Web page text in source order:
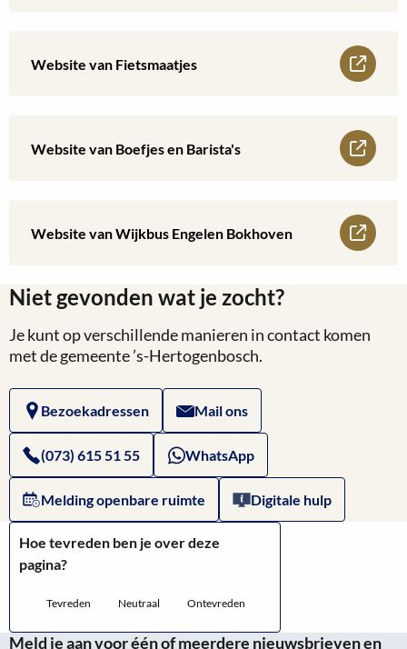
Overheid.nl:
Website van Fietsmaatjes
Lees
Fietsmaatjes
Website van Boefjes en Barista's
Lees
van
Boefjes
en
Barista's
Website van Wijkbus Engelen Bokhoven
Lees
over
Website
Wijkbus
Engelen
Niet gevonden wat je zocht?
Je kunt op verschillende manieren in contact komen
met de gemeente ’s-Hertogenbosch.
Bezoekadressen Mail ons
(073) 615 51 55 WhatsApp
Melding openbare ruimte Digitale hulp
Hoe tevreden ben je over deze
pagina?
Tevreden Neutraal Ontevreden
Meld je aan voor één of meerdere nieuwsbrieven en